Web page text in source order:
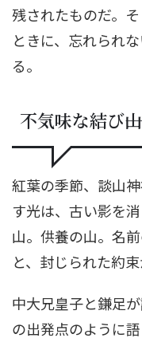
残されたものだ。そ
ときに、忘れられ
る。
不気味な結び
紅葉の季節、談山
す光は、古い影を
山。供養の山。名
と、封じられた約束
中大兄皇子と鎌足
の出発点のように